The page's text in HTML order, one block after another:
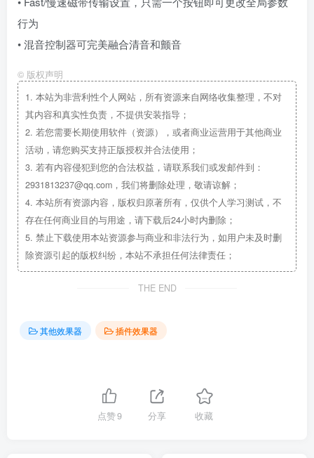
行为
• 混音控制器可完美融合清音和颤音
© 版权声明
1. 本站为非营利性个人网站，所有资源来自网络收集整理，不对
其内容和真实性负责，不提供安装指导；
2. 若您需要长期使用软件（资源），或者商业运营用于其他商业
活动，请您购买支持正版授权并合法使用；
3. 若有内容侵犯到您的合法权益，请联系我们或发邮件到：
2931813237@qq.com，我们将删除处理，敬请谅解；
4. 本站所有资源内容，版权归原著所有，仅供个人学习测试，不
存在任何商业目的与用途，请下载后24小时内删除；
5. 禁止下载使用本站资源参与商业和非法行为，如用户未及时删
除资源引起的版权纠纷，本站不承担任何法律责任；
THE END
其他效果器 插件效果器
点赞9 分享 收藏